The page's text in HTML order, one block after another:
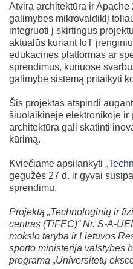
Atvira architektūra ir
galimybes mikrovaldiklį
integruoti į skirtingus
aktualūs kuriant IoT
edukacines platformas ar
sprendimus, kuriuose
galimybė sistemą pritaikyti
Šis projektas atspindi
šiuolaikinėje elektronikoje ir
architektūra gali skatinti
kūrimą.
Kviečiame apsilankyti
gegužės 27 d. ir gyvai
sprendimu.
Projektą „Technologinių ir
centras (TiFEC)“ Nr. S-A-
mokslo taryba ir Lietuvos
sporto ministerija valstybės
programą „Universitetų